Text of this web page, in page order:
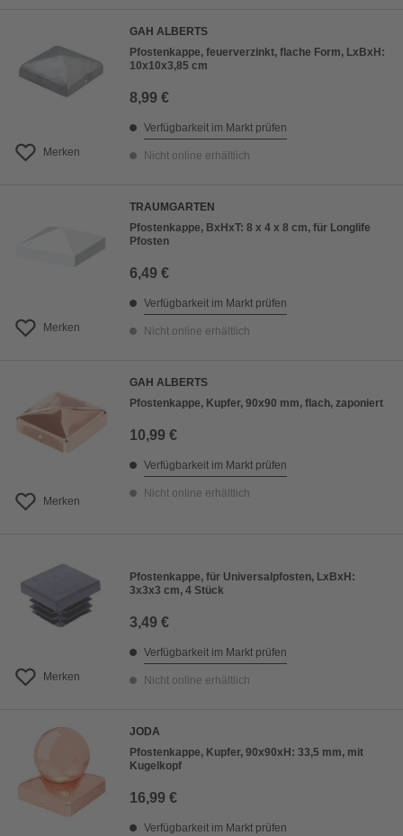
Merken
GAH ALBERTS
Pfostenkappe, feuerverzinkt, flache Form, LxBxH:
10x10x3,85 cm
8,99 €
Verfügbarkeit im Markt prüfen
Nicht online erhältlich
Merken
TRAUMGARTEN
Pfostenkappe, BxHxT: 8 x 4 x 8 cm, für Longlife
Pfosten
6,49 €
Verfügbarkeit im Markt prüfen
Nicht online erhältlich
Merken
GAH ALBERTS
Pfostenkappe, Kupfer, 90x90 mm, flach, zaponiert
10,99 €
Verfügbarkeit im Markt prüfen
Nicht online erhältlich
Merken
Pfostenkappe, für Universalpfosten, LxBxH:
3x3x3 cm, 4 Stück
3,49 €
Verfügbarkeit im Markt prüfen
Nicht online erhältlich
JODA
Pfostenkappe, Kupfer, 90x90xH: 33,5 mm, mit
Kugelkopf
16,99 €
Verfügbarkeit im Markt prüfen